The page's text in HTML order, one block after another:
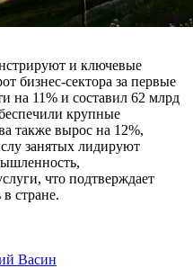
и ключевые
бизнес-сектора за первые
на 11% и составил 62 млрд
крупные
также вырос на 12%,
занятых лидируют
что подтверждает
стране.
Васин